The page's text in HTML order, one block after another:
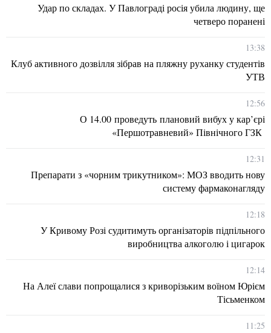
Удар по складах. У Павлограді росія убила людину, ще
четверо поранені
13:38
Клуб активного дозвілля зібрав на пляжну руханку студентів
УТВ
12:56
О 14.00 проведуть плановий вибух у кар’єрі
«Першотравневий» Північного ГЗК
12:31
Препарати з «чорним трикутником»: МОЗ вводить нову
систему фармаконагляду
12:18
У Кривому Розі судитимуть організаторів підпільного
виробництва алкоголю і цигарок
12:14
На Алеї слави попрощалися з криворізьким воїном Юрієм
Тісьменком
11:25